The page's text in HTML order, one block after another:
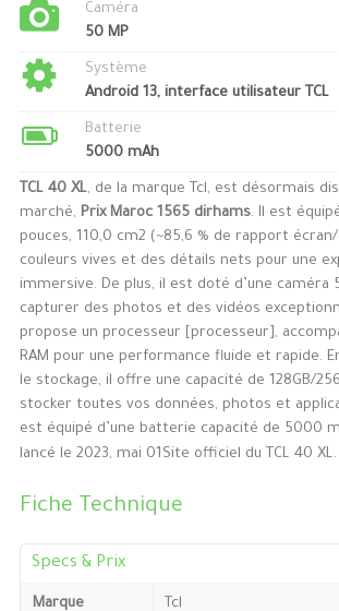
Caméra
50 MP
Système
Android 13, interface utilisateur TCL
Batterie
5000 mAh
TCL 40 XL, de la marque Tcl, est désormais
marché, Prix Maroc 1565 dirhams. Il est
pouces, 110,0 cm2 (~85,6 % de rapport
couleurs vives et des détails nets pour une
immersive. De plus, il est doté d’une caméra
capturer des photos et des vidéos
propose un processeur [processeur],
RAM pour une performance fluide et rapide.
le stockage, il offre une capacité de 128GB/
stocker toutes vos données, photos et
est équipé d’une batterie capacité de 5000
lancé le 2023, mai 01Site officiel du TCL 40 XL.
Fiche Technique
Specs & Prix
Marque Tcl